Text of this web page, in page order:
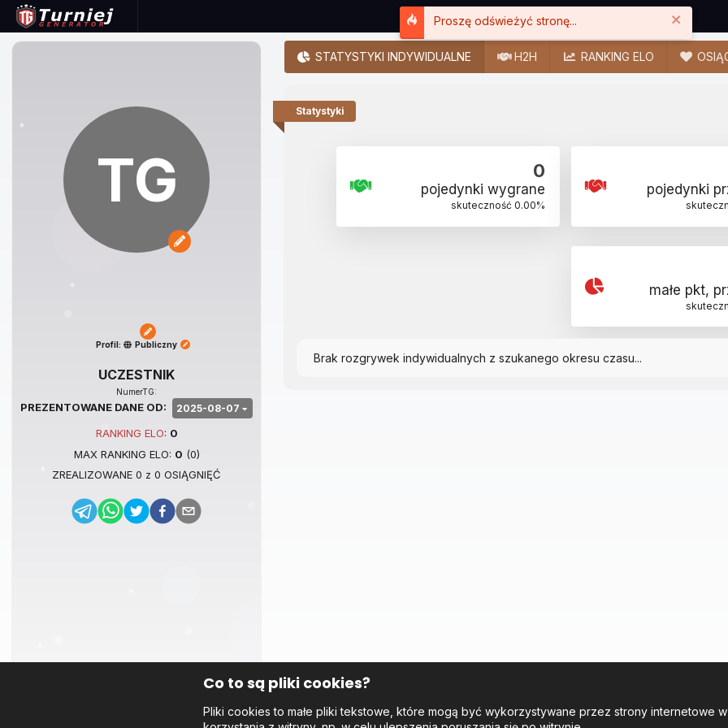
TG
Profil: Publiczny
UCZESTNIK
NumerTG:
PREZENTOWANE DANE OD: 2025-08-07
RANKING ELO: 0
MAX RANKING ELO: 0 (0)
ZREALIZOWANE 0 z 0 OSIĄGNIĘĆ
STATYSTYKI INDYWIDUALNE H2H RANKING ELO
Statystyki
0
pojedynki wygrane
skuteczność 0.00%
pojedynki
małe pkt,
Brak rozgrywek indywidualnych z szukanego okresu czasu...
Co to są pliki cookies?
Pliki cookies to małe pliki tekstowe, które mogą być wykorzystywane przez strony internetowe
Proszę odświeżyć stronę...